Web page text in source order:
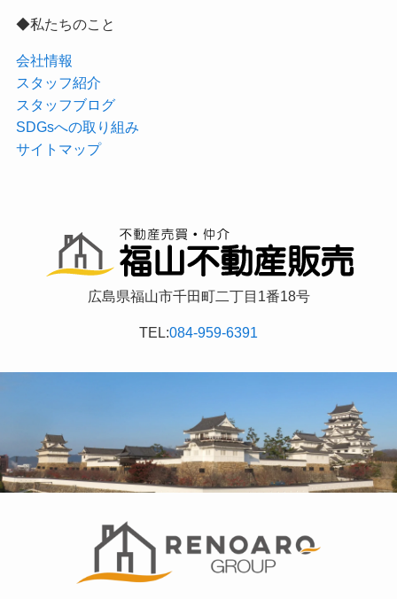
◆私たちのこと
会社情報
スタッフ紹介
スタッフブログ
SDGsへの取り組み
サイトマップ
広島県福山市千田町二丁目1番18号
TEL:084-959-6391